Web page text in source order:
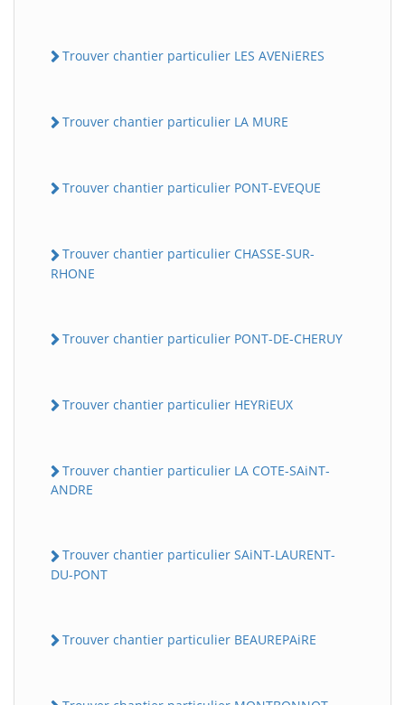
Trouver chantier particulier LES AVENiERES
Trouver chantier particulier LA MURE
Trouver chantier particulier PONT-EVEQUE
Trouver chantier particulier CHASSE-SUR-
RHONE
Trouver chantier particulier PONT-DE-CHERUY
Trouver chantier particulier HEYRiEUX
Trouver chantier particulier LA COTE-SAiNT-
ANDRE
Trouver chantier particulier SAiNT-LAURENT-
DU-PONT
Trouver chantier particulier BEAUREPAiRE